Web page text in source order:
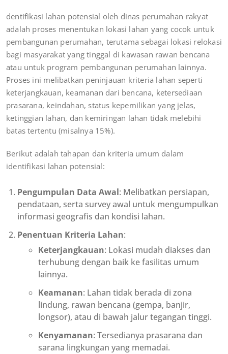
dentifikasi lahan potensial oleh dinas perumahan rakyat
adalah proses menentukan lokasi lahan yang cocok untuk
pembangunan perumahan, terutama sebagai lokasi relokasi
bagi masyarakat yang tinggal di kawasan rawan bencana
atau untuk program pembangunan perumahan lainnya.
Proses ini melibatkan peninjauan kriteria lahan seperti
keterjangkauan, keamanan dari bencana, ketersediaan
prasarana, keindahan, status kepemilikan yang jelas,
ketinggian lahan, dan kemiringan lahan tidak melebihi
batas tertentu (misalnya 15%).
Berikut adalah tahapan dan kriteria umum dalam
identifikasi lahan potensial:
Pengumpulan Data Awal: Melibatkan persiapan,
pendataan, serta survey awal untuk mengumpulkan
informasi geografis dan kondisi lahan.
Penentuan Kriteria Lahan:
Keterjangkauan: Lokasi mudah diakses dan
terhubung dengan baik ke fasilitas umum
lainnya.
Keamanan: Lahan tidak berada di zona
lindung, rawan bencana (gempa, banjir,
longsor), atau di bawah jalur tegangan tinggi.
Kenyamanan: Tersedianya prasarana dan
sarana lingkungan yang memadai.